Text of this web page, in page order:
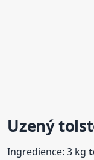
Uzený
Ingredience: 3 kg